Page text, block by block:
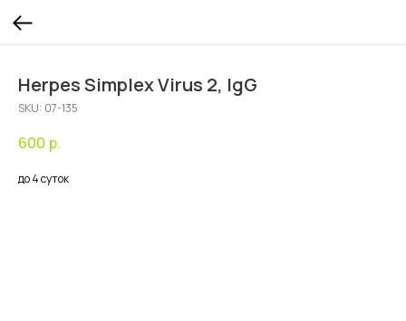
Herpes Simplex Virus 2, IgG
SKU: 07-135
600 р.
до 4 суток